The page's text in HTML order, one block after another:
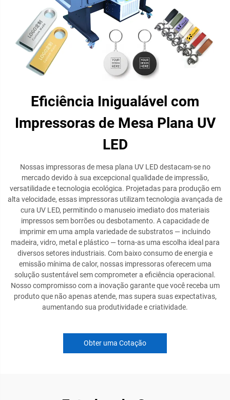
Eficiência Inigualável com
Impressoras de Mesa Plana UV
LED
Nossas impressoras de mesa plana UV LED destacam-se no
mercado devido à sua excepcional qualidade de impressão,
versatilidade e tecnologia ecológica. Projetadas para produção em
alta velocidade, essas impressoras utilizam tecnologia avançada de
cura UV LED, permitindo o manuseio imediato dos materiais
impressos sem borrões ou desbotamento. A capacidade de
imprimir em uma ampla variedade de substratos — incluindo
madeira, vidro, metal e plástico — torna-as uma escolha ideal para
diversos setores industriais. Com baixo consumo de energia e
emissão mínima de calor, nossas impressoras oferecem uma
solução sustentável sem comprometer a eficiência operacional.
Nosso compromisso com a inovação garante que você receba um
produto que não apenas atende, mas supera suas expectativas,
aumentando sua produtividade e criatividade.
Obter uma Cotação